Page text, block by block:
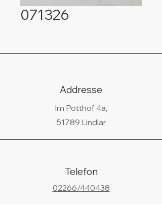
071326
Addresse
Im Potthof 4a,
51789 Lindlar
Telefon
02266/440438